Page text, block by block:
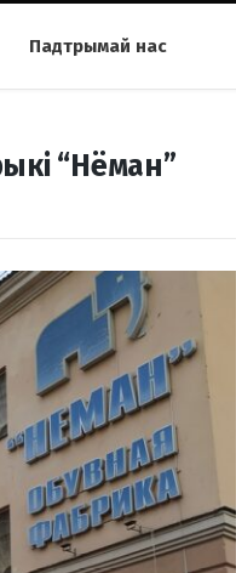
Падтрымай нас
“Нёман”